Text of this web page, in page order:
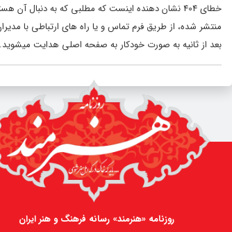
خطای 404 نشان دهنده اینست که مطلبی که به
منتشر شده، از طریق فرم تماس و یا راه های ارتباطی با
بعد از ثانیه به صورت خودکار به صفحه اصلی هدایت میشوید.
روزنامه «هنرمند» رسانه فرهنگ و هنر ایران